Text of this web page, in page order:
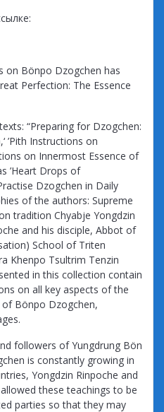
on Bönpo Dzogchen has
Perfection: The Essence
“Preparing for Dzogchen:
’Pith Instructions on
on Innermost Essence of
’Heart Drops of
Dzogchen in Daily
of the authors: Supreme
tradition Chyabje Yongdzin
and his disciple, Abbot of
School of Triten
Khenpo Tsultrim Tenzin
in this collection contain
on all key aspects of the
Bönpo Dzogchen,
followers of Yungdrung Bön
is constantly growing in
Yongdzin Rinpoche and
these teachings to be
parties so that they may